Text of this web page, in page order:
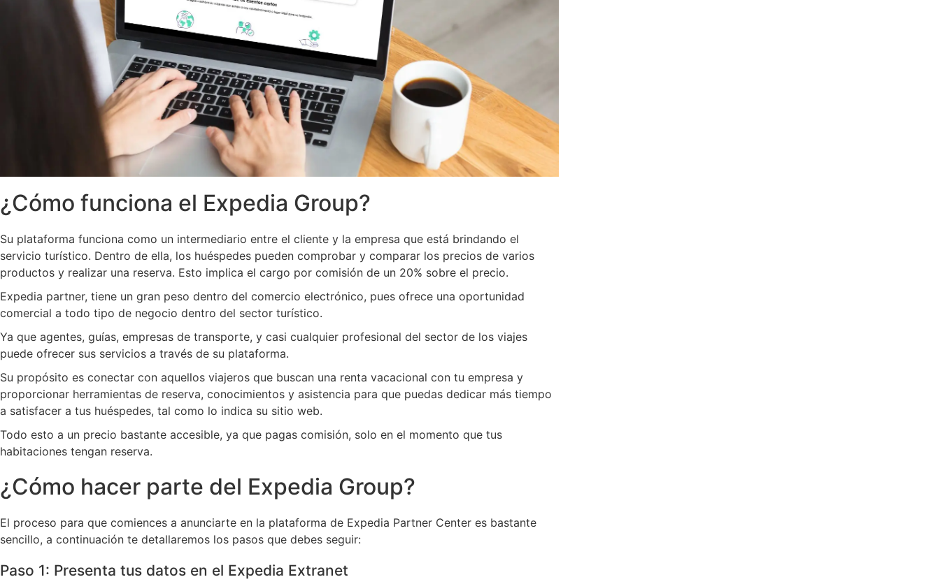
¿Cómo funciona el Expedia Group?
Su plataforma funciona como un intermediario entre el cliente y la empresa que está brindando el
servicio turístico. Dentro de ella, los huéspedes pueden comprobar y comparar los precios de varios
productos y realizar una reserva. Esto implica el cargo por comisión de un 20% sobre el precio.
Expedia partner, tiene un gran peso dentro del comercio electrónico, pues ofrece una oportunidad
comercial a todo tipo de negocio dentro del sector turístico.
Ya que agentes, guías, empresas de transporte, y casi cualquier profesional del sector de los viajes
puede ofrecer sus servicios a través de su plataforma.
Su propósito es conectar con aquellos viajeros que buscan una renta vacacional con tu empresa y
proporcionar herramientas de reserva, conocimientos y asistencia para que puedas dedicar más tiempo
a satisfacer a tus huéspedes, tal como lo indica su sitio web.
Todo esto a un precio bastante accesible, ya que pagas comisión, solo en el momento que tus
habitaciones tengan reserva.
¿Cómo hacer parte del Expedia Group?
El proceso para que comiences a anunciarte en la plataforma de Expedia Partner Center es bastante
sencillo, a continuación te detallaremos los pasos que debes seguir:
Paso 1: Presenta tus datos en el Expedia Extranet